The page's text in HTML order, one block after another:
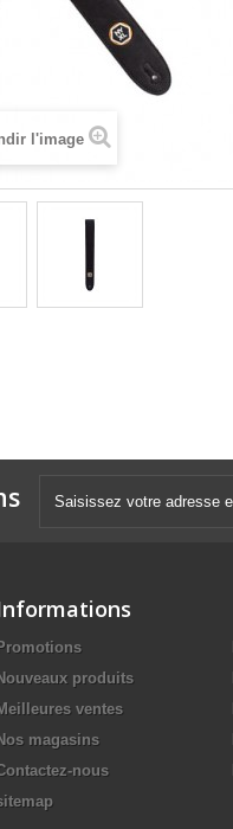
l'image
Promotions
produits
ventes
magasins
nous